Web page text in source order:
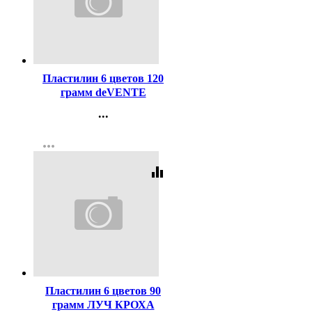
Пластилин 6 цветов 120
грамм deVENTE
картонная коробка
...
Регистрация
more_horiz
equalizer
Пластилин 6 цветов 90
грамм ЛУЧ КРОХА